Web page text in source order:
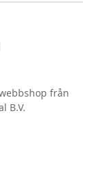
från
B.V.